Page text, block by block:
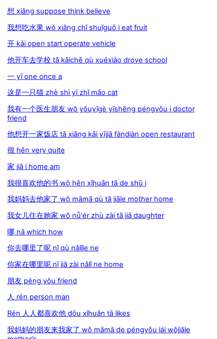
想 xiǎng suppose think believe
我想吃水果 wǒ xiǎng chī shuǐguǒ i eat fruit
开 kāi open start operate vehicle
他开车去学校 tā kāichē qù xuéxiào drove school
一 yī one once a
这是一只猫 zhè shì yī zhǐ māo cat
我有一个医生朋友 wǒ yǒuyīgè yīshēng péngyǒu i doctor
friend
他想开一家饭店 tā xiǎng kāi yījiā fàndiàn open restaurant
很 hěn very quite
家 jiā i home am
我很喜欢他的书 wǒ hěn xǐhuān tā de shū i
我妈妈去他家了 wǒ māmā qù tā jiāle mother home
我女儿住在她家 wǒ nǚ'ér zhù zài tā jiā daughter
哪 nǎ which how
你去哪里了呢 nǐ qù nǎlǐle ne
你家在哪里呢 nǐ jiā zài nǎlǐ ne home
朋友 péng yǒu friend
人 rén person man
Rén 人人都喜欢他 dōu xǐhuān tā likes
我妈妈的朋友来我家了 wǒ māmā de péngyǒu lái wǒjiāle